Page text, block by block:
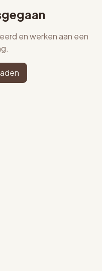
en werken aan een